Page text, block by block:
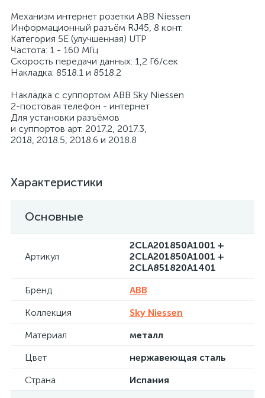
Механизм интернет розетки ABB Niessen
Информационный разъём RJ45, 8 конт.
Категория 5Е (улучшенная) UTP
Частота: 1 - 160 МГц
Скорость передачи данных: 1,2 Гб/сек
Накладка: 8518.1 и 8518.2
Накладка с суппортом ABB Sky Niessen
2-постовая телефон - интернет
Для установки разъёмов
и суппортов арт. 2017.2, 2017.3,
2018, 2018.5, 2018.6 и 2018.8
Характеристики
Основные
Артикул
2CLA201850A1001 +
2CLA201850A1001 +
2CLA851820A1401
Бренд
ABB
Коллекция
Sky Niessen
Материал
металл
Цвет
нержавеющая сталь
Страна
Испания